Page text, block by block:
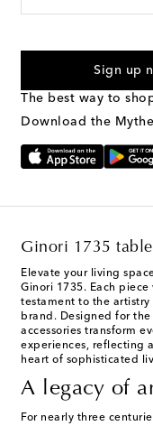
marketing
Text Messaging
Sign up
The best way to
Download the
Ginori 1735
Elevate your living
Ginori 1735. Each
testament to the
brand. Designed for
accessories transform
experiences, reflecting
heart of sophisticated
A legacy of
For nearly three